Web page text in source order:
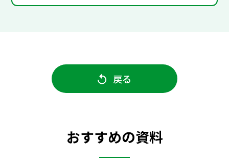
戻る
おすすめの資料